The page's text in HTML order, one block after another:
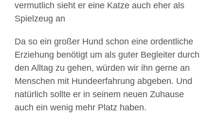
vermutlich sieht er eine Katze auch eher als
Spielzeug an
Da so ein großer Hund schon eine ordentliche
Erziehung benötigt um als guter Begleiter durch
den Alltag zu gehen, würden wir ihn gerne an
Menschen mit Hundeerfahrung abgeben. Und
natürlich sollte er in seinem neuen Zuhause
auch ein wenig mehr Platz haben.